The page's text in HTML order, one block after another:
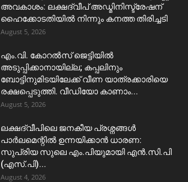
അവകാശം: ലക്ഷദ്വീപ് അഡ്മിനിസ്ട്രേഷന്
ഹൈക്കോടതിയിൽ നിന്നും കനത്ത തിരിച്ചടി
August 5, 2026
​എം.വി. കോറൽസ് ജെട്ടിയിൽ
അടുപ്പിക്കാനായില്ല; കപ്പലിനും
ബോട്ടിനുമിടയിലേക്ക് വീണ യാത്രക്കാരിയെ
രക്ഷപ്പെടുത്തി. വീഡിയോ കാണാം...
August 5, 2026
ലക്ഷദ്വീപിലെ ജനകീയ പ്രശ്നങ്ങൾ
പാർലമെന്റിൽ ഉന്നയിക്കാൻ ധാരണ:
സുപ്രിയ സുലെ എം.പിയുമായി എൻ.സി.പി
(എസ്.പി)...
August 4, 2026